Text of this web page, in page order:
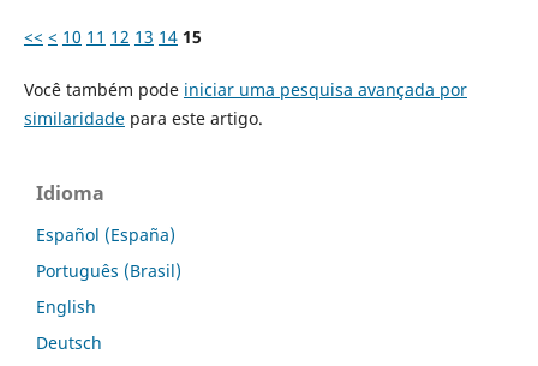
<< < 10 11 12 13 14 15
Você também pode iniciar uma pesquisa avançada por
similaridadepara este artigo.
Idioma
Español (España)
Português (Brasil)
English
Deutsch